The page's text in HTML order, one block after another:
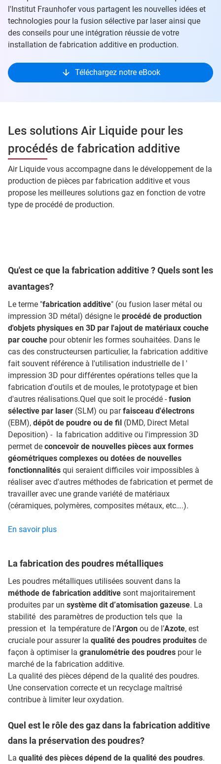
l'Institut Fraunhofer vous partagent les nouvelles idées et
technologies pour la fusion sélective par laser ainsi que
des conseils pour une intégration réussie de votre
installation de fabrication additive en production.
Téléchargez notre eBook
Les solutions Air Liquide pour les
procédés de fabrication additive
Air Liquide vous accompagne dans le développement de la
production de pièces par fabrication additive et vous
propose les meilleures solutions gaz en fonction de votre
type de procédé de production.
Qu'est ce que la fabrication additive ? Quels sont les
avantages?
Le terme "fabrication additive" (ou fusion laser métal ou
impression 3D métal) désigne le procédé de production
d'objets physiques en 3D par l'ajout de matériaux couche
par couche pour obtenir les formes souhaitées. Dans le
cas des constructeursen particulier, la fabrication additive
fait souvent référence à l'utilisation industrielle de l '
impression 3D pour différentes opérations telles que la
fabrication d'outils et de moules, le prototypage et bien
d'autres réalisations.Quel que soit le procédé - fusion
sélective par laser (SLM) ou parfaisceau d'électrons
(EBM), dépôt de poudre ou de fil (DMD, Direct Metal
Deposition) - la fabrication additive ou l'impression 3D
permet de concevoir de nouvelles pièces aux formes
géométriques complexes ou dotées de nouvelles
fonctionnalités qui seraient difficiles voir impossibles à
réaliser avec d'autres méthodes de fabrication et permet de
travailler avec une grande variété de matériaux
(céramiques, polymères, composites métaux, etc….).
En savoir plus
La fabrication des poudres métalliques
Les poudres métalliques utilisées souvent dans la
méthode de fabrication additive sont majoritairement
produites par un système dit d’atomisation gazeuse. La
stabilité des paramètres de production tels que la
pression et la température de l’Argon ou de l’Azote, est
cruciale pour assurer la qualité des poudres produites de
façon à optimiser la granulométrie des poudres pour le
marché de la fabrication additive.
La qualité des pièces dépend de la qualité des poudres.
Une conservation correcte et un recyclage maîtrisé
contribue à limiter leur oxydation.
Quel est le rôle des gaz dans la fabrication additive
dans la préservation des poudres?
La qualité des pièces dépend de la qualité des poudres.